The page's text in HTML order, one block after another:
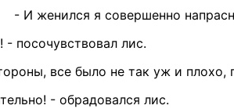
- И женился я совершенно
посочувствовал лис.
все было не так уж и плохо,
- обрадовался лис.